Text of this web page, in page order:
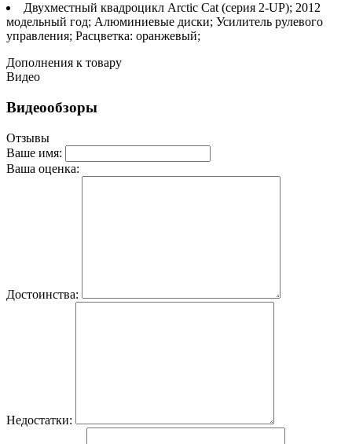
Двухместный квадроцикл Arctic Cat (серия 2-UP); 2012
модельный год; Алюминиевые диски; Усилитель рулевого
управления; Расцветка: оранжевый;
Дополнения к товару
Видео
Видеообзоры
Отзывы
Ваше имя:
Ваша оценка:
Достоинства:
Недостатки: